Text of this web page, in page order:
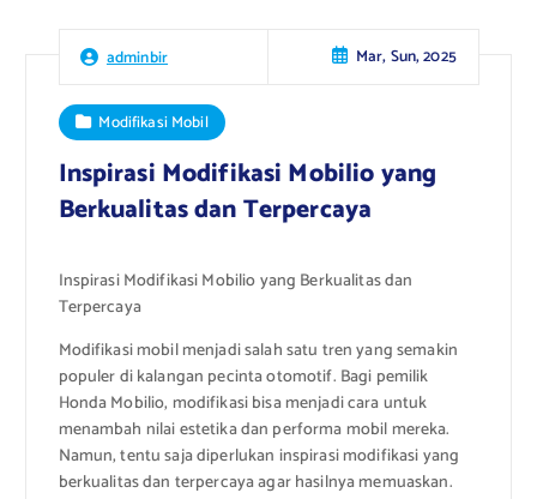
adminbir Mar, Sun, 2025
Modifikasi Mobil
Inspirasi Modifikasi Mobilio yang
Berkualitas dan Terpercaya
Inspirasi Modifikasi Mobilio yang Berkualitas dan
Terpercaya
Modifikasi mobil menjadi salah satu tren yang semakin
populer di kalangan pecinta otomotif. Bagi pemilik
Honda Mobilio, modifikasi bisa menjadi cara untuk
menambah nilai estetika dan performa mobil mereka.
Namun, tentu saja diperlukan inspirasi modifikasi yang
berkualitas dan terpercaya agar hasilnya memuaskan.